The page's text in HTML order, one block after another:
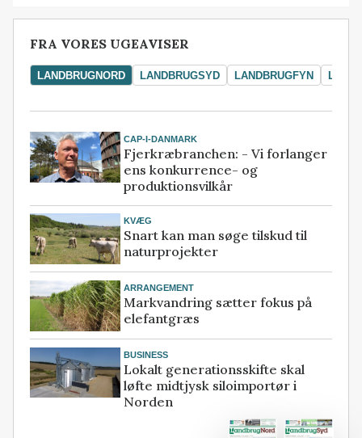
FRA VORES UGEAVISER
LANDBRUGNORD LANDBRUGSYD LANDBRUGFYN
CAP-I-DANMARK
Fjerkræbranchen: - Vi forlanger
ens konkurrence- og
produktionsvilkår
KVÆG
Snart kan man søge tilskud til
naturprojekter
ARRANGEMENT
Markvandring sætter fokus på
elefantgræs
BUSINESS
Lokalt generationsskifte skal
løfte midtjysk siloimportør i
Norden